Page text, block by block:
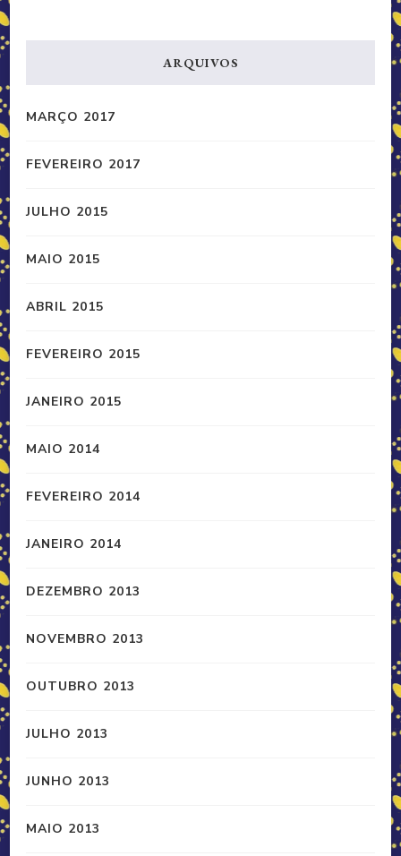
ARQUIVOS
MARÇO 2017
FEVEREIRO 2017
JULHO 2015
MAIO 2015
ABRIL 2015
FEVEREIRO 2015
JANEIRO 2015
MAIO 2014
FEVEREIRO 2014
JANEIRO 2014
DEZEMBRO 2013
NOVEMBRO 2013
OUTUBRO 2013
JULHO 2013
JUNHO 2013
MAIO 2013